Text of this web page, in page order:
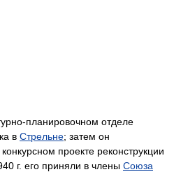
планировочном отделе
в Стрельне; затем он
проекте реконструкции
г. его приняли в члены Союза